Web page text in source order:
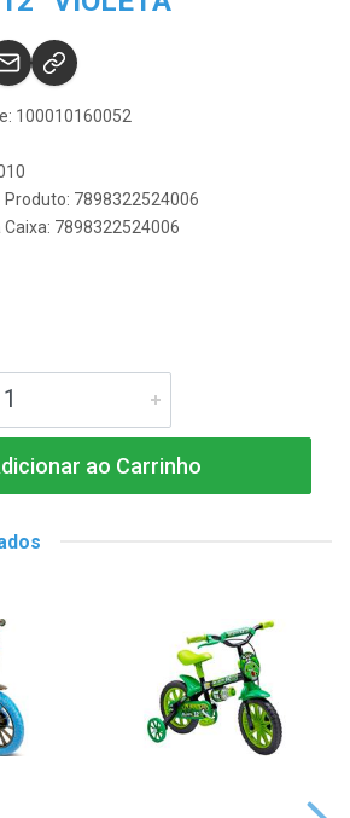
100010160052
Produto: 7898322524006
7898322524006
ao Carrinho